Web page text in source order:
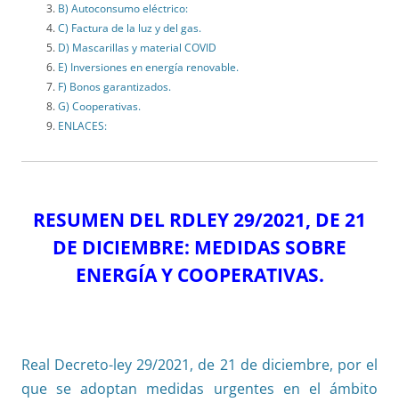
B) Autoconsumo eléctrico:
C) Factura de la luz y del gas.
D) Mascarillas y material COVID
E) Inversiones en energía renovable.
F) Bonos garantizados.
G) Cooperativas.
ENLACES:
RESUMEN DEL RDLEY 29/2021, DE 21
DE DICIEMBRE: MEDIDAS SOBRE
ENERGÍA Y COOPERATIVAS.
Real Decreto-ley 29/2021, de 21 de diciembre, por el
que se adoptan medidas urgentes en el ámbito